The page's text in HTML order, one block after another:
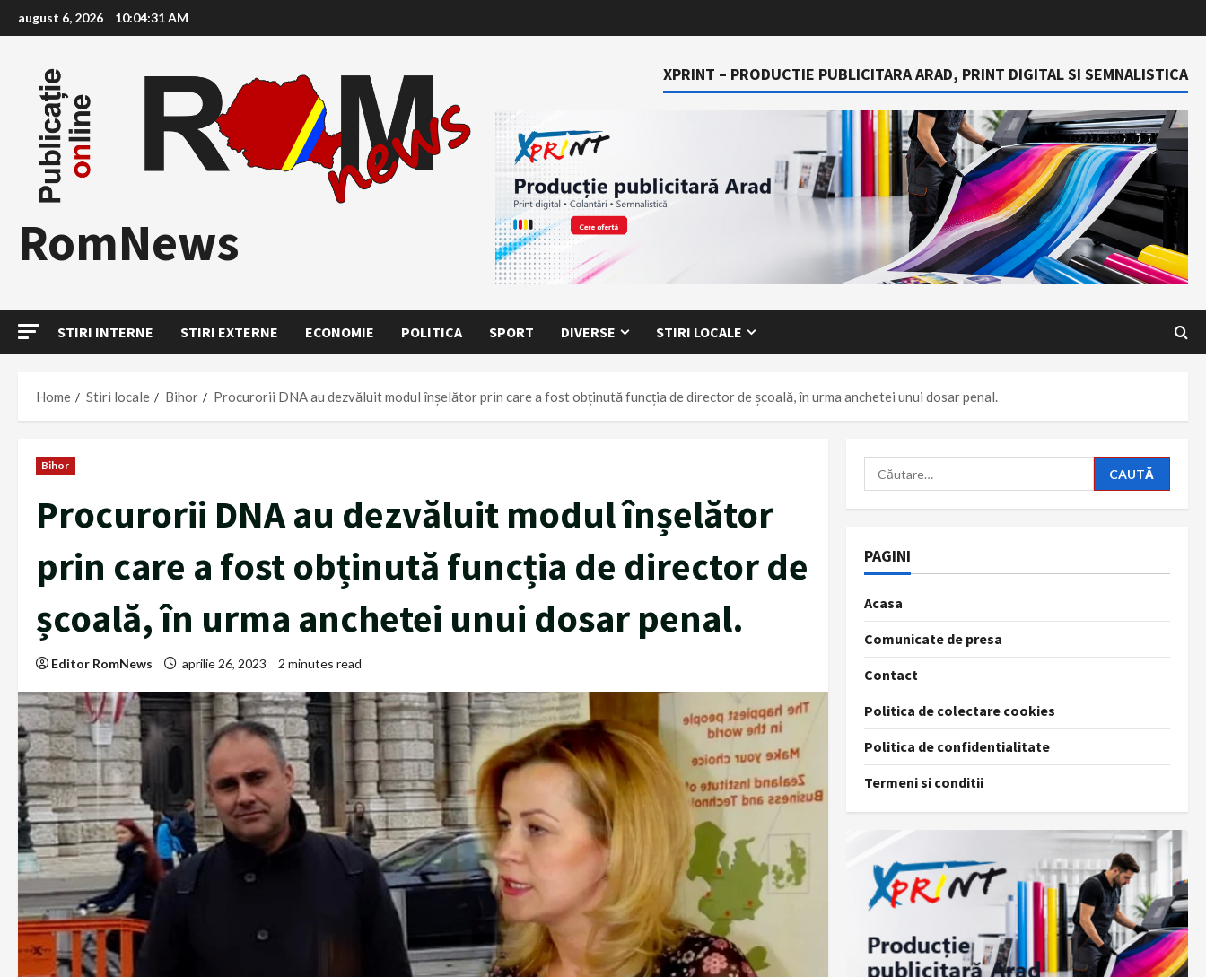
to
august 6, 2026 10:04:32 AM
RomNews
XPRINT – PRODUCTIE PUBLICITARA ARAD, PRINT DIGITAL SI SEMNALISTICA
STIRI INTERNE STIRI EXTERNE ECONOMIE POLITICA SPORT DIVERSE STIRI LOCALE
Home Stiri locale Bihor Procurorii DNA au dezvăluit modul înșelător prin care a fost obținută funcția de director de școală, în urma anchetei unui dosar penal.
Bihor
Procurorii DNA au dezvăluit modul înșelător
prin care a fost obținută funcția de director de
școală, în urma anchetei unui dosar penal.
Editor RomNews aprilie 26, 2023 2 minutes read
Caută
după:
PAGINI
Acasa
Comunicate de presa
Contact
Politica de colectare cookies
Politica de confidentialitate
Termeni si conditii